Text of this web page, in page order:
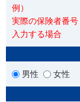
例）
実際の保険者
入力する場
男性 女性